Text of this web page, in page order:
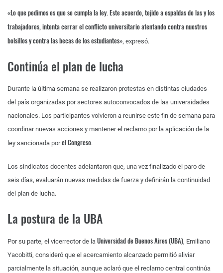
«Lo que pedimos es que se cumpla la ley. Este acuerdo, tejido a espaldas de las y los
trabajadores, intenta cerrar el conflicto universitario atentando contra nuestros
bolsillos y contra las becas de los estudiantes», expresó.
Continúa el plan de lucha
Durante la última semana se realizaron protestas en distintas ciudades
del país organizadas por sectores autoconvocados de las universidades
nacionales. Los participantes volvieron a reunirse este fin de semana para
coordinar nuevas acciones y mantener el reclamo por la aplicación de la
ley sancionada porel Congreso.
Los sindicatos docentes adelantaron que, una vez finalizado el paro de
seis días, evaluarán nuevas medidas de fuerza y definirán la continuidad
del plan de lucha.
La postura de la UBA
Por su parte, el vicerrector de la Universidad de Buenos Aires (UBA), Emiliano
Yacobitti, consideró que el acercamiento alcanzado permitió aliviar
parcialmente la situación, aunque aclaró que el reclamo central continúa